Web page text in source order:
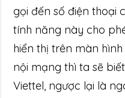
gọi đến số điện thoại
tính năng này cho
hiển thị trên màn
nội mạng thì ta sẽ
Viettel, ngược lại là